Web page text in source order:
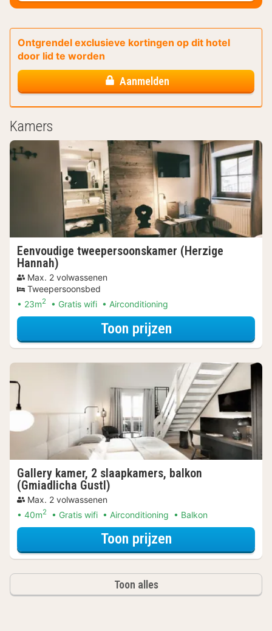
Ontgrendel exclusieve kortingen op dit hotel
door lid te worden
Aanmelden
Kamers
Eenvoudige tweepersoonskamer (Herzige
Hannah)
Max. 2 volwassenen
Tweepersoonsbed
23m2 Gratis wifi Airconditioning
Toon prijzenvoor
Gallery kamer, 2 slaapkamers, balkon
(Gmiadlicha Gustl)
Max. 2 volwassenen
40m2 Gratis wifi Airconditioning Balkon
Toon prijzenvoor Gallery
Toon alles